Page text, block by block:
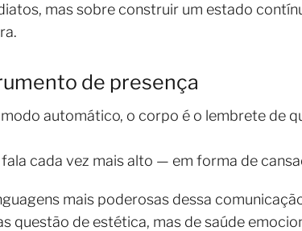
mas sobre construir um estado
de presença
automático, o corpo é o lembrete de
cada vez mais alto — em forma de
mais poderosas dessa
questão de estética, mas de saúde